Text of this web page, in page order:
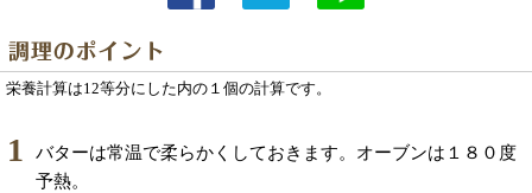
栄養計算は12等分にした内の１個の計算です。
1
バターは常温で柔らかくしておきます。オーブンは１８０度
予熱。